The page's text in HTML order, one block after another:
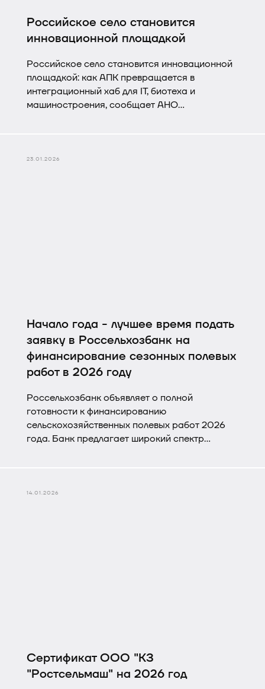
Российское село становится
инновационной площадкой
Российское село становится инновационной
площадкой: как АПК превращается в
интеграционный хаб для IT, биотеха и
машиностроения, сообщает АНО
23.01.2026
Начало года - лучшее время подать
заявку в Россельхозбанк на
финансирование сезонных полевых
работ в 2026 году
Россельхозбанк объявляет о полной
готовности к финансированию
сельскохозяйственных полевых работ 2026
года. Банк предлагает широкий спектр
14.01.2026
Сертификат ООО "КЗ
"Ростсельмаш" на 2026 год